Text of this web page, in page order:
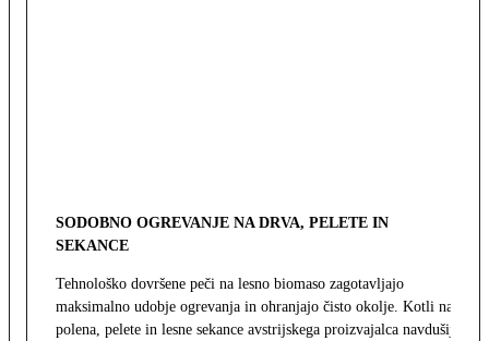
SODOBNO OGREVANJE NA DRVA, PELETE IN
SEKANCE
Tehnološko dovršene peči na lesno biomaso zagotavljajo
maksimalno udobje ogrevanja in ohranjajo čisto okolje. Kotli na
polena, pelete in lesne sekance avstrijskega proizvajalca navdušijo